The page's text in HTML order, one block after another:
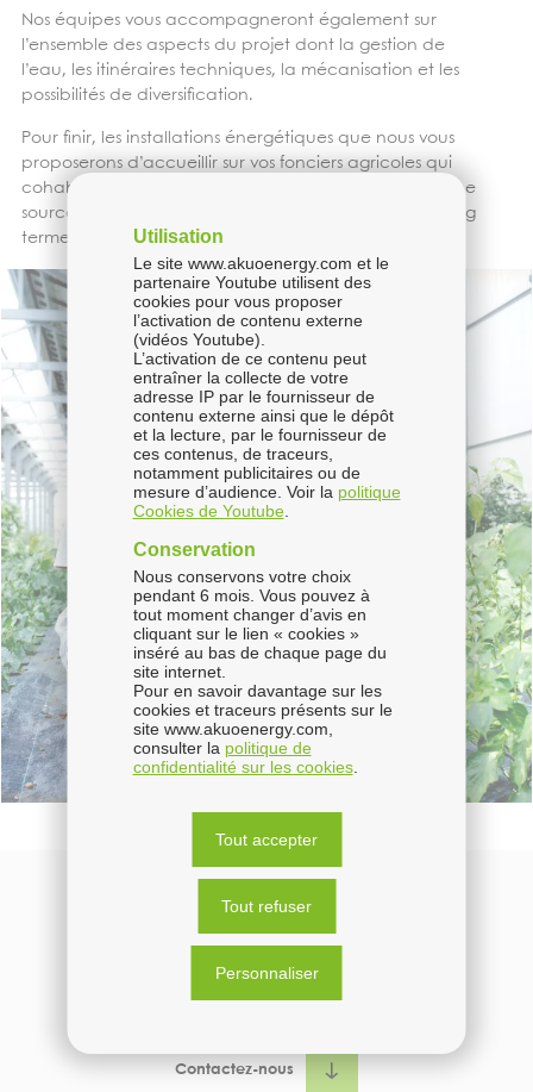
Nos équipes vous accompagneront également sur
l’ensemble des aspects du projet dont la gestion de
l’eau, les itinéraires techniques, la mécanisation et les
possibilités de diversification.
Pour finir, les installations énergétiques que nous vous
proposerons d’accueillir sur vos fonciers agricoles qui
cohabiteraient avec vos productions constitueront une
source de revenu complémentaire et stable, sur le long
terme.
Contactez-nous
Utilisation
Le site www.akuoenergy.com et le
partenaire Youtube utilisent des
cookies pour vous proposer
l’activation de contenu externe
(vidéos Youtube).
L’activation de ce contenu peut
entraîner la collecte de votre
adresse IP par le fournisseur de
contenu externe ainsi que le dépôt
et la lecture, par le fournisseur de
ces contenus, de traceurs,
notamment publicitaires ou de
mesure d’audience. Voir la politique
Cookies de Youtube.
Conservation
Nous conservons votre choix
pendant 6 mois. Vous pouvez à
tout moment changer d’avis en
cliquant sur le lien « cookies »
inséré au bas de chaque page du
site internet.
Pour en savoir davantage sur les
cookies et traceurs présents sur le
site www.akuoenergy.com,
consulter la politique de
confidentialité sur les cookies.
Tout accepter
Tout refuser
Personnaliser